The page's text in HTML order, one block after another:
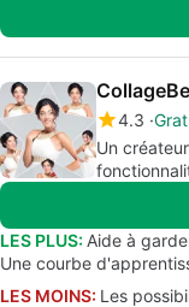
4.3
Un
LES PLUS: Aide à
Une courbe
LES MOINS: Les